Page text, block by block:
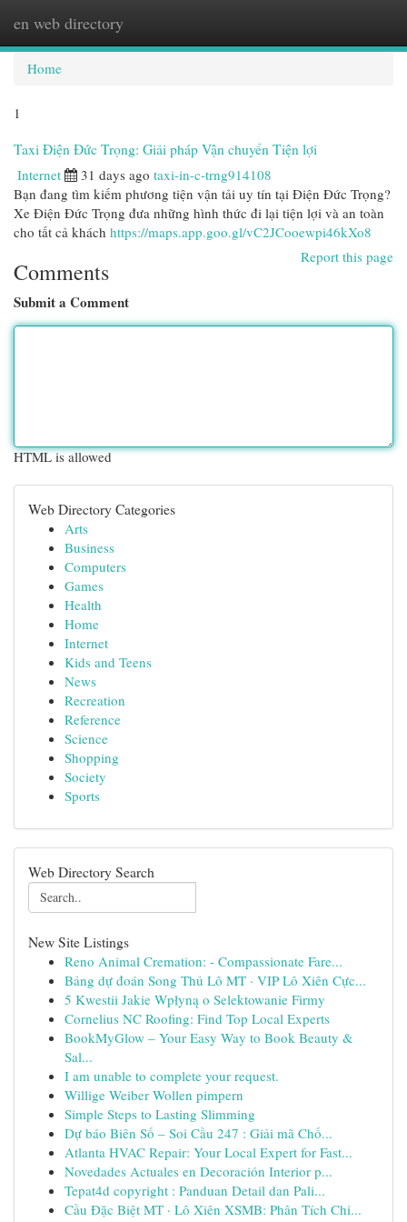
en web directory
Home
1
Taxi Điện Đức Trọng: Giải pháp Vận chuyển Tiện lợi
Internet 31 days ago taxi-in-c-trng914108
Bạn đang tìm kiếm phương tiện vận tải uy tín tại Điện Đức Trọng?
Xe Điện Đức Trọng đưa những hình thức đi lại tiện lợi và an toàn
cho tất cả khách https://maps.app.goo.gl/vC2JCooewpi46kXo8
Report this page
Comments
Submit a Comment
HTML is allowed
Web Directory Categories
Arts
Business
Computers
Games
Health
Home
Internet
Kids and Teens
News
Recreation
Reference
Science
Shopping
Society
Sports
Web Directory Search
New Site Listings
Reno Animal Cremation: - Compassionate Fare...
Bảng dự đoán Song Thủ Lô MT · VIP Lô Xiên Cực...
5 Kwestii Jakie Wpłyną o Selektowanie Firmy
Cornelius NC Roofing: Find Top Local Experts
BookMyGlow – Your Easy Way to Book Beauty &
Sal...
I am unable to complete your request.
Willige Weiber Wollen pimpern
Simple Steps to Lasting Slimming
Dự báo Biên Số – Soi Cầu 247 : Giải mã Chố...
Atlanta HVAC Repair: Your Local Expert for Fast...
Novedades Actuales en Decoración Interior p...
Tepat4d copyright : Panduan Detail dan Pali...
Cầu Đặc Biệt MT · Lô Xiên XSMB: Phân Tích Chi...